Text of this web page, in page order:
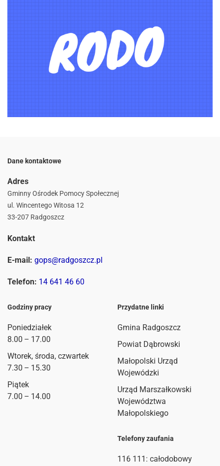
Dane kontaktowe
Adres
Gminny Ośrodek Pomocy Społecznej
ul. Wincentego Witosa 12
33-207 Radgoszcz
Kontakt
E-mail: gops@radgoszcz.pl
Telefon: 14 641 46 60
Godziny pracy
Poniedziałek
8.00 – 17.00
Wtorek, środa, czwartek
7.30 – 15.30
Piątek
7.00 – 14.00
Przydatne linki
Gmina Radgoszcz
Powiat Dąbrowski
Małopolski Urząd
Wojewódzki
Urząd Marszałkowski
Województwa
Małopolskiego
Telefony zaufania
116 111 : całodobowy